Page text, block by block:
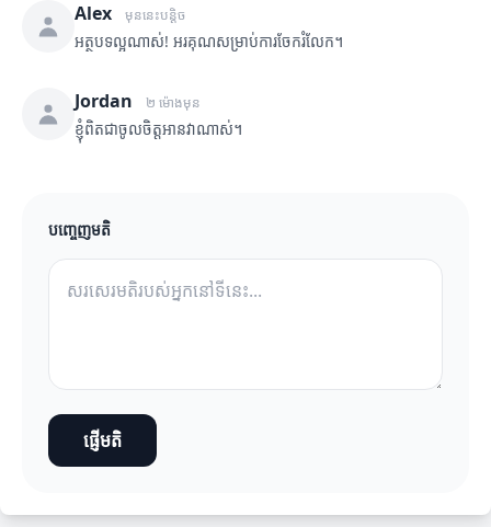
Alex មុននេះបន្តិច
អត្ថបទល្អណាស់! អរគុណសម្រាប់ការចែករំលែក។
Jordan ២ ម៉ោងមុន
ខ្ញុំពិតជាចូលចិត្តអានវាណាស់។
បញ្ចេញមតិ
ផ្ញើមតិ